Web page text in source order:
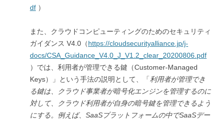
df ）
また、クラウドコンピューティングのためのセキュリティ
ガイダンス V4.0（https://cloudsecurityalliance.jp/j-
docs/CSA_Guidance_V4.0_J_V1.2_clear_20200806.pdf
）では、利用者が管理できる鍵（Customer-Managed
Keys）」という手法の説明として、「利用者が管理でき
る鍵は、クラウド事業者が暗号化エンジンを管理するのに
対して、クラウド利用者が自身の暗号鍵を管理できるよう
にする。例えば、 SaaSプラットフォームの中でSaaSデー